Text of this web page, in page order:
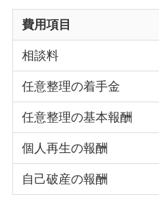
費用項目
相談料
任意整理の着手金
任意整理の基本報酬
個人再生の報酬
自己破産の報酬